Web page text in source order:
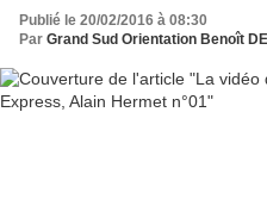
Publié le 20/02/2016 à 08:30
Par Grand Sud Orientation Benoît